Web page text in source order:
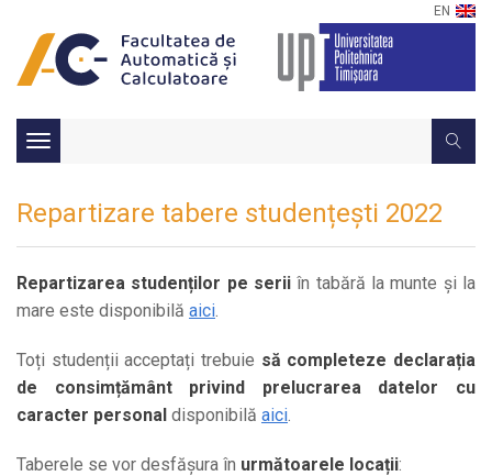
EN
Toggle
navigation
Repartizare tabere studențești 2022
Repartizarea studenților pe serii în tabără la munte și la
mare este disponibilă aici
Toți studenții acceptați trebuie să completeze declarația
de consimțământ privind prelucrarea datelor cu
caracter personal disponibilă aici
Taberele se vor desfășura în următoarele locații: